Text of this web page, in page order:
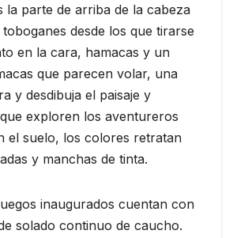
la parte de arriba de la cabeza
desde los que tirarse
en la cara, hamacas y un
que parecen volar, una
y desdibuja el paisaje y
exploren los aventureros
el suelo, los colores retratan
y manchas de tinta.
inaugurados cuentan con
solado continuo de caucho.